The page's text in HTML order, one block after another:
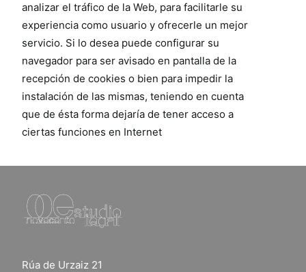
analizar el tráfico de la Web, para facilitarle su
experiencia como usuario y ofrecerle un mejor
servicio. Si lo desea puede configurar su
navegador para ser avisado en pantalla de la
recepción de cookies o bien para impedir la
instalación de las mismas, teniendo en cuenta
que de ésta forma dejaría de tener acceso a
ciertas funciones en Internet
Rúa de Urzaiz 21